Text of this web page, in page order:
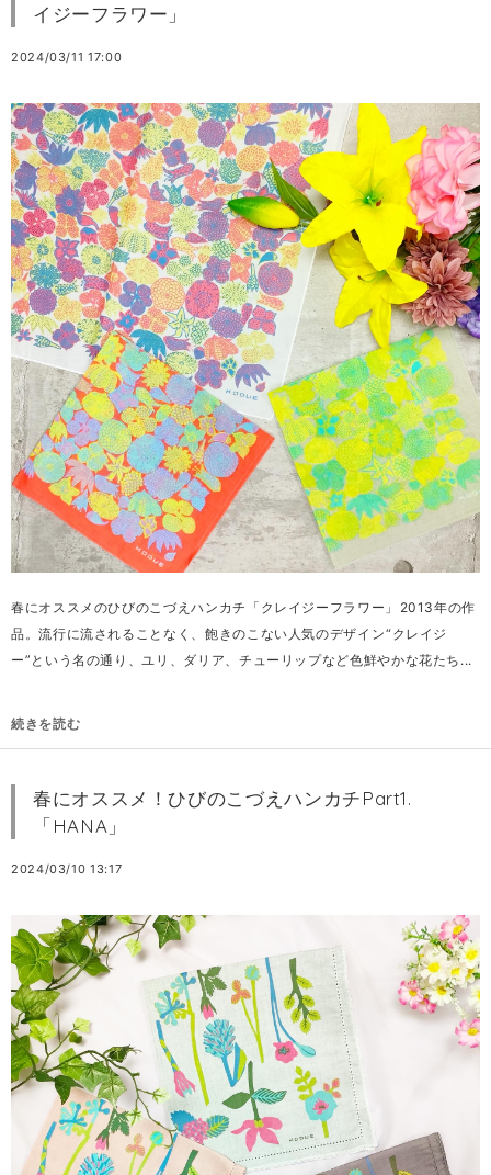
イジーフラワー」
2024/03/11 17:00
春にオススメのひびのこづえハンカチ「クレイジーフラワー」⁡2013年の作
品。流行に流されることなく、飽きのこない人気のデザイン⁡“クレイジ
ー”という名の通り、ユリ、ダリア、チューリップなど色鮮やかな花たち...
続きを読む
春にオススメ！ひびのこづえハンカチPart1.
「HANA」
2024/03/10 13:17